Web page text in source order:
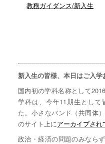
教務ガイダンス/新入生
新入生の皆様、本日はご入学
国内初の学科名称として
学科は、今年11期生とし
た。小さなバンド（共同体
のサイト上にアーカイブされ
政治・経済の問題のみなら